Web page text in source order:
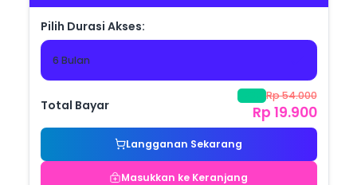
Pilih Durasi Akses:
6 Bulan
Total Bayar
Rp 54.000
Rp 19.900
Langganan Sekarang
Masukkan ke Keranjang